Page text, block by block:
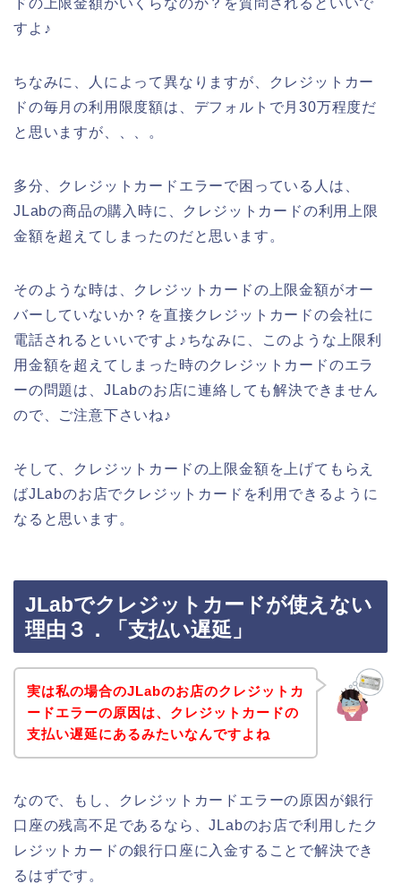
すよ♪
ちなみに、人によって異なりますが、クレジットカー
ドの毎月の利用限度額は、デフォルトで月30万程度だ
と思いますが、、、。
多分、クレジットカードエラーで困っている人は、
JLabの商品の購入時に、クレジットカードの利用上限
金額を超えてしまったのだと思います。
そのような時は、クレジットカードの上限金額がオー
バーしていないか？を直接クレジットカードの会社に
電話されるといいですよ♪ちなみに、このような上限利
用金額を超えてしまった時のクレジットカードのエラ
ーの問題は、JLabのお店に連絡しても解決できません
ので、ご注意下さいね♪
そして、クレジットカードの上限金額を上げてもらえ
ばJLabのお店でクレジットカードを利用できるように
なると思います。
JLabでクレジットカードが使えない
理由３．「支払い遅延」
実は私の場合のJLabのお店のクレジットカ
ードエラーの原因は、クレジットカードの
支払い遅延にあるみたいなんですよね
なので、もし、クレジットカードエラーの原因が銀行
口座の残高不足であるなら、JLabのお店で利用したク
レジットカードの銀行口座に入金することで解決でき
るはずです。